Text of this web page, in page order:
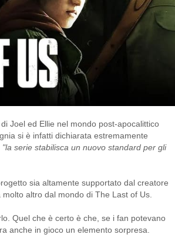
Joel ed Ellie nel mondo post-apocalittico
si è infatti dichiarata estremamente
"la serie stabilisca un nuovo standard per gli
sia altamente supportato dal creatore
altro dal mondo di The Last of Us.
Quel che è certo è che, se i fan potevano
anche in gioco un elemento sorpresa.